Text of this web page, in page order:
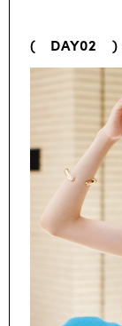
( DAY02 )